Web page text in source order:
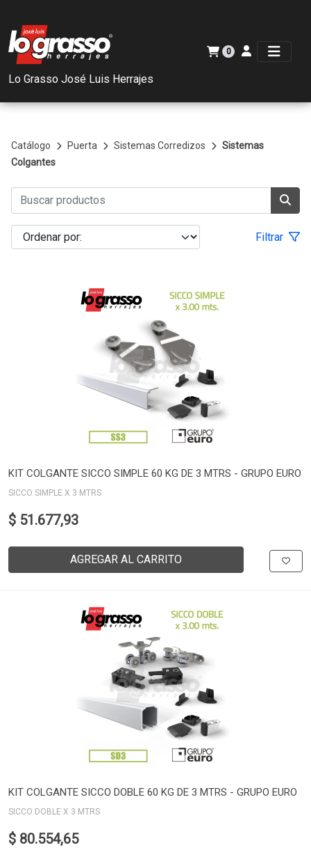
Lo Grasso José Luis Herrajes
0
Catálogo Puerta Sistemas Corredizos
Sistemas
Colgantes
Filtrar
KIT COLGANTE SICCO SIMPLE 60 KG DE 3 MTRS - GRUPO EURO
SICCO SIMPLE X 3 MTRS
$ 51.677,93
AGREGAR AL CARRITO
KIT COLGANTE SICCO DOBLE 60 KG DE 3 MTRS - GRUPO EURO
SICCO DOBLE X 3 MTRS
$ 80.554,65